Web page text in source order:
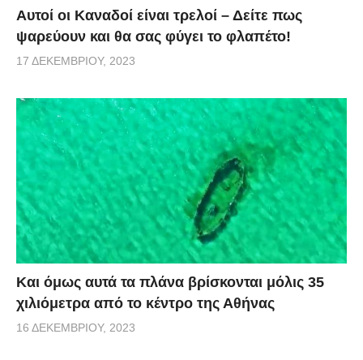
Αυτοί οι Καναδοί είναι τρελοί – Δείτε πως
ψαρεύουν και θα σας φύγει το φλαπέτο!
17 ΔΕΚΕΜΒΡΊΟΥ, 2023
Και όμως αυτά τα πλάνα βρίσκονται μόλις 35
χιλιόμετρα από το κέντρο της Αθήνας
16 ΔΕΚΕΜΒΡΊΟΥ, 2023